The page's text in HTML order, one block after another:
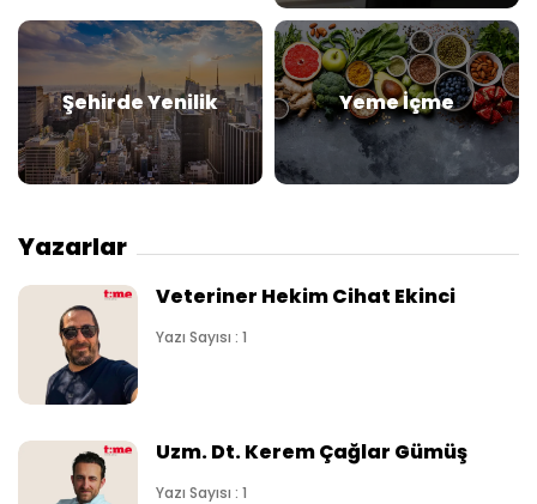
Şehirde Yenilik Yeme İçme
Yazarlar
Veteriner Hekim Cihat Ekinci
Yazı Sayısı : 1
Uzm. Dt. Kerem Çağlar Gümüş
Yazı Sayısı : 1